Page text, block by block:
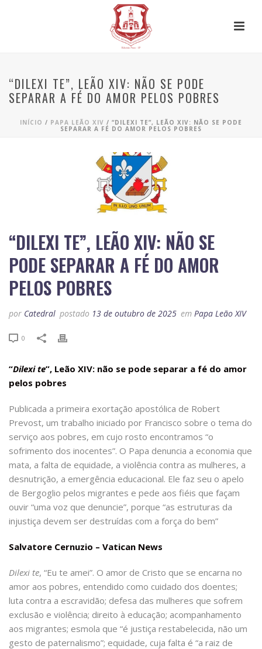
“DILEXI TE”, LEÃO XIV: NÃO SE PODE
SEPARAR A FÉ DO AMOR PELOS POBRES
INÍCIO / PAPA LEÃO XIV / “DILEXI TE”, LEÃO XIV: NÃO SE PODE
SEPARAR A FÉ DO AMOR PELOS POBRES
“DILEXI TE”, LEÃO XIV: NÃO SE
PODE SEPARAR A FÉ DO AMOR
PELOS POBRES
por Catedral postado 13 de outubro de 2025 em Papa Leão XIV
0
“Dilexi te”, Leão XIV: não se pode separar a fé do amor
pelos pobres
Publicada a primeira exortação apostólica de Robert
Prevost, um trabalho iniciado por Francisco sobre o tema do
serviço aos pobres, em cujo rosto encontramos “o
sofrimento dos inocentes”. O Papa denuncia a economia que
mata, a falta de equidade, a violência contra as mulheres, a
desnutrição, a emergência educacional. Ele faz seu o apelo
de Bergoglio pelos migrantes e pede aos fiéis que façam
ouvir “uma voz que denuncie”, porque “as estruturas da
injustiça devem ser destruídas com a força do bem”
Salvatore Cernuzio – Vatican News
Dilexi te, “Eu te amei”. O amor de Cristo que se encarna no
amor aos pobres, entendido como cuidado dos doentes;
luta contra a escravidão; defesa das mulheres que sofrem
exclusão e violência; direito à educação; acompanhamento
aos migrantes; esmola que “é justiça restabelecida, não um
gesto de paternalismo”; equidade, cuja falta é “a raiz de